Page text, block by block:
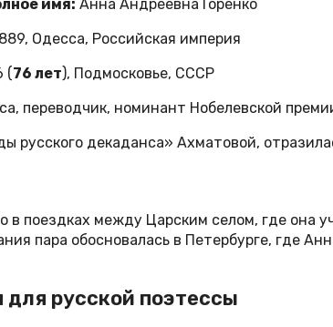
имя: Анна Андреевна Горенко
Одесса, Российская империя
(76 лет), Подмосковье, СССР
переводчик, номинант Нобелевской
русского декаданса» Ахматовой,
в поездках между Царским селом, где она
пара обосновалась в Петербурге, где
русской поэтессы